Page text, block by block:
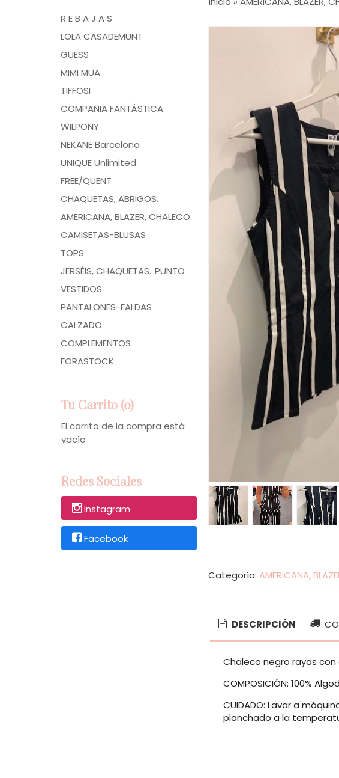
R E B A J A S
LOLA CASADEMUNT
GUESS
MIMI MUA
TIFFOSI
COMPAÑIA FANTÁSTICA.
WILPONY
NEKANE Barcelona
UNIQUE Unlimited.
FREE/QUENT
CHAQUETAS, ABRIGOS.
AMERICANA, BLAZER, CHALECO.
CAMISETAS-BLUSAS
TOPS
JERSÉIS, CHAQUETAS...PUNTO
VESTIDOS
PANTALONES-FALDAS
CALZADO
COMPLEMENTOS
FORASTOCK
Tu Carrito (0)
El carrito de la compra está
vacío
Redes Sociales
Instagram
Facebook
Categoría: AMERICANA,
DESCRIPCIÓN
Chaleco negro rayas con
COMPOSICIÓN: 100%
CUIDADO: Lavar a
planchado a la